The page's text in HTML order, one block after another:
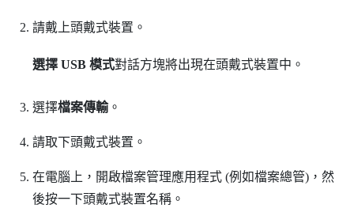
請戴上頭戴式裝置。
選擇 USB 模式對話方塊將出現在頭戴式裝置中。
選擇檔案傳輸。
請取下頭戴式裝置。
在電腦上，開啟檔案管理應用程式 (例如檔案總管)，然
後按一下頭戴式裝置名稱。